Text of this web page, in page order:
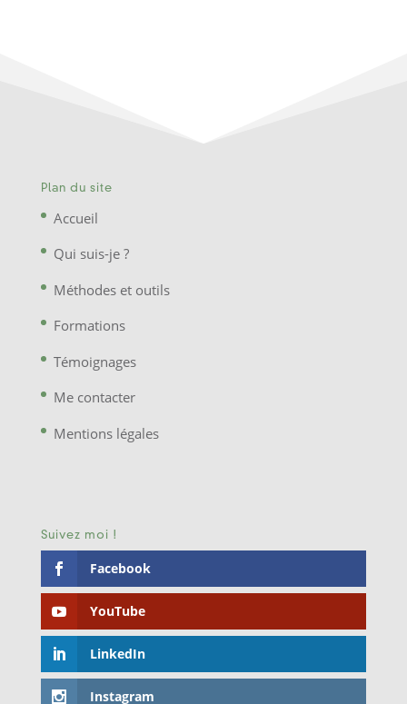
Plan du site
Accueil
Qui suis-je ?
Méthodes et outils
Formations
Témoignages
Me contacter
Mentions légales
Suivez moi !
Facebook
YouTube
LinkedIn
Instagram